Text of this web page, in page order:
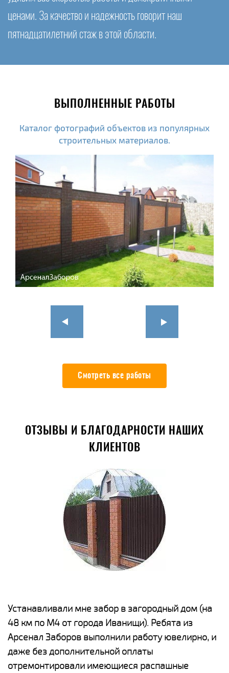
ценами. За качество и надежность говорит наш
пятнадцатилетний стаж в этой области.
ВЫПОЛНЕННЫЕ РАБОТЫ
Каталог фотографий объектов из популярных
строительных материалов.
Смотреть все работы
ОТЗЫВЫ И БЛАГОДАРНОСТИ НАШИХ
КЛИЕНТОВ
Устанавливали мне забор в загородный дом (на
48 км по М4 от города Иванищи). Ребята из
Арсенал Заборов выполнили работу ювелирно, и
даже без дополнительной оплаты
отремонтировали имеющиеся распашные